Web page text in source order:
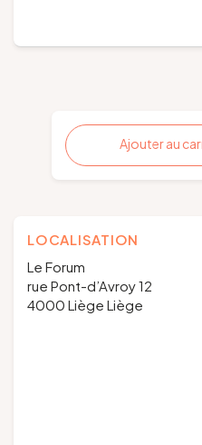
Ajouter au
LOCALISATION
Le Forum
rue Pont-d’Avroy 12
4000 Liège Liège